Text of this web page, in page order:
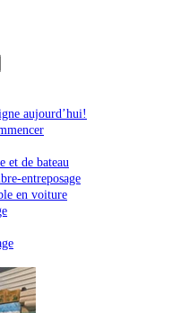
aujourd’hui!
et de bateau
entreposage
en voiture